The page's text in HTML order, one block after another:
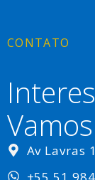
CONTATO
Av Lavras
+55 51